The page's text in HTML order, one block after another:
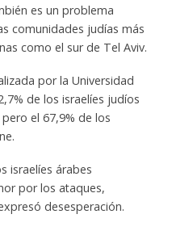
es un problema
comunidades judías más
como el sur de Tel Aviv.
por la Universidad
de los israelíes judíos
el 67,9% de los
israelíes árabes
por los ataques,
desesperación.